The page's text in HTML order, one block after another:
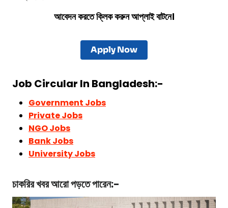
আবেদন করতে ক্লিক করুন আপ্লাই বাটনে।
Apply Now
Job Circular In Bangladesh:-
Government Jobs
Private Jobs
NGO Jobs
Bank Jobs
University Jobs
চাকরির খবর আরো পড়তে পারেন:-